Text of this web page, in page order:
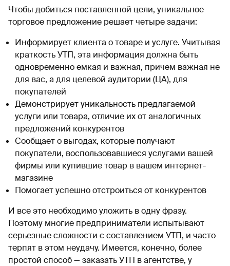
Чтобы добиться поставленной цели, уникальное
торговое предложение решает четыре задачи:
Информирует клиента о товаре и услуге. Учитывая
краткость УТП, эта информация должна быть
одновременно емкая и важная, причем важная не
для вас, а для целевой аудитории (ЦА), для
покупателей
Демонстрирует уникальность предлагаемой
услуги или товара, отличие их от аналогичных
предложений конкурентов
Сообщает о выгодах, которые получают
покупатели, воспользовавшиеся услугами вашей
фирмы или купившие товар в вашем интернет-
магазине
Помогает успешно отстроиться от конкурентов
И все это необходимо уложить в одну фразу.
Поэтому многие предприниматели испытывают
серьезные сложности с составлением УТП, и часто
терпят в этом неудачу. Имеется, конечно, более
простой способ — заказать УТП в агентстве, у